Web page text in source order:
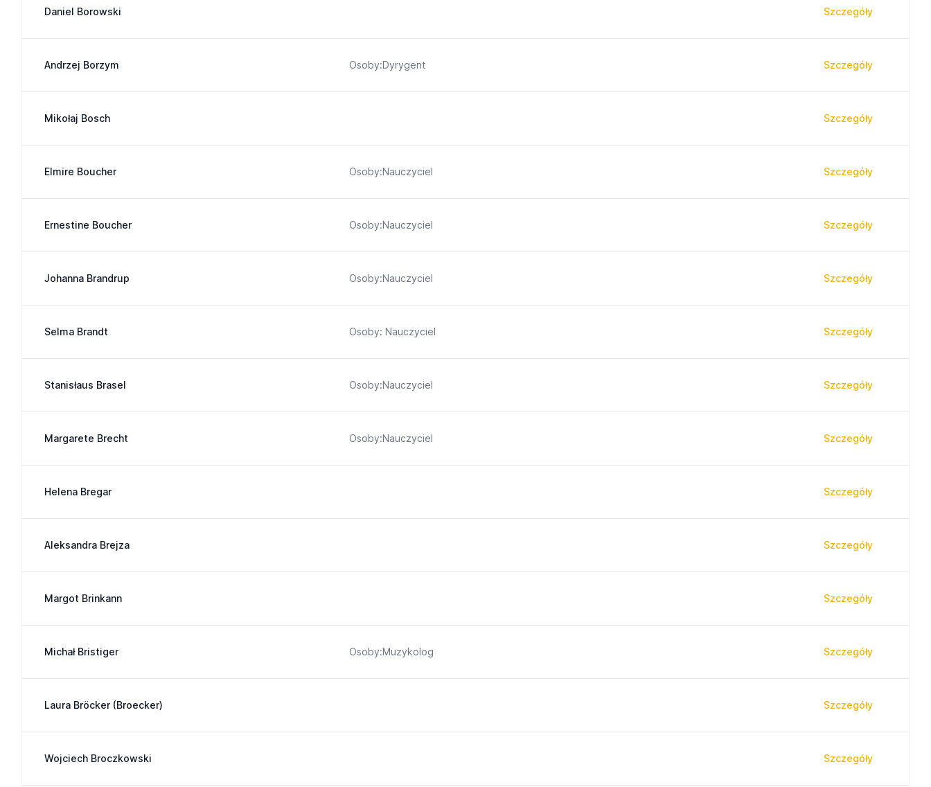
Daniel Borowski Szczegóły
Andrzej Borzym Osoby:Dyrygent Szczegóły
Mikołaj Bosch Szczegóły
Elmire Boucher Osoby:Nauczyciel Szczegóły
Ernestine Boucher Osoby:Nauczyciel Szczegóły
Johanna Brandrup Osoby:Nauczyciel Szczegóły
Selma Brandt Osoby: Nauczyciel Szczegóły
Stanisłaus Brasel Osoby:Nauczyciel Szczegóły
Margarete Brecht Osoby:Nauczyciel Szczegóły
Helena Bregar Szczegóły
Aleksandra Brejza Szczegóły
Margot Brinkann Szczegóły
Michał Bristiger Osoby:Muzykolog Szczegóły
Laura Bröcker (Broecker) Szczegóły
Wojciech Broczkowski Szczegóły